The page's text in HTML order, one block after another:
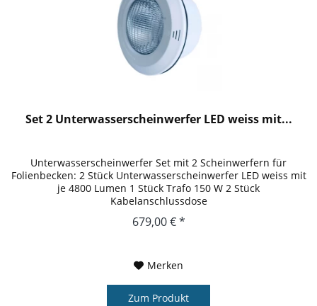
Set 2 Unterwasserscheinwerfer LED weiss mit...
Unterwasserscheinwerfer Set mit 2 Scheinwerfern für
Folienbecken: 2 Stück Unterwasserscheinwerfer LED weiss mit
je 4800 Lumen 1 Stück Trafo 150 W 2 Stück
Kabelanschlussdose
679,00 € *
Merken
Zum Produkt